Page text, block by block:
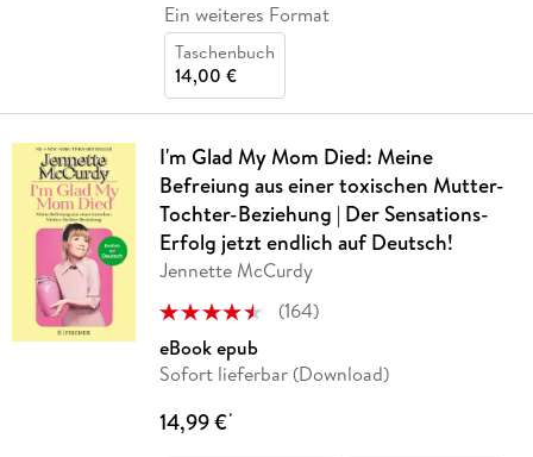
Ein weiteres Format
Taschenbuch
14,00 €
I'm Glad My Mom Died: Meine
Befreiung aus einer toxischen Mutter-
Tochter-Beziehung | Der Sensations-
Erfolg jetzt endlich auf Deutsch!
Jennette McCurdy
(164)
eBook epub
Sofort lieferbar (Download)
14,99 €*